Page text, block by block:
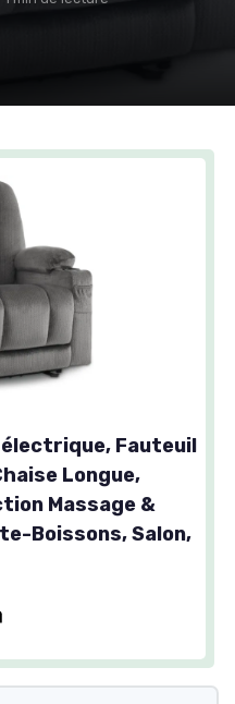
Fauteuil
Longue,
Massage &
Boissons, Salon,